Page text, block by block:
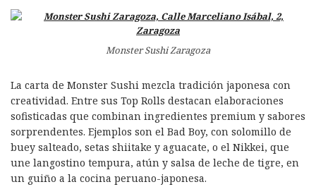
Monster Sushi Zaragoza
La carta de Monster Sushi mezcla tradición japonesa con
creatividad. Entre sus Top Rolls destacan elaboraciones
sofisticadas que combinan ingredientes premium y sabores
sorprendentes. Ejemplos son el Bad Boy, con solomillo de
buey salteado, setas shiitake y aguacate, o el Nikkei, que
une langostino tempura, atún y salsa de leche de tigre, en
un guiño a la cocina peruano-japonesa.